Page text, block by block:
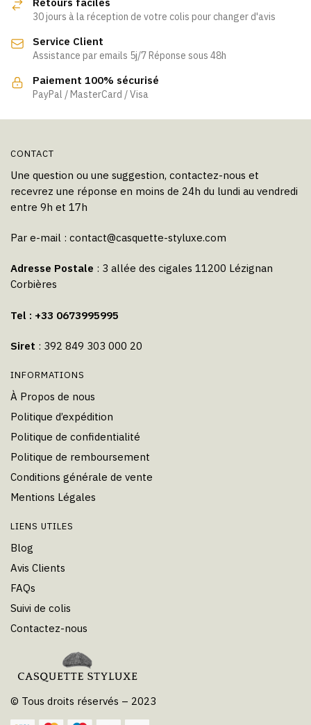
être
30 jours à la réception de votre colis pour changer d'avis
Service Client
Assistance par emails 5j/7 Réponse sous 48h
Paiement 100% sécurisé
PayPal / MasterCard / Visa
CONTACT
Une question ou une suggestion, contactez-nous et
recevrez une réponse en moins de 24h du lundi au vendredi
entre 9h et 17h
Par e-mail : contact@casquette-styluxe.com
Adresse Postale : 3 allée des cigales 11200 Lézignan
Corbières
Tel : +33 0673995995
Siret : 392 849 303 000 20
INFORMATIONS
À Propos de nous
Politique d’expédition
Politique de confidentialité
Politique de remboursement
Conditions générale de vente
Mentions Légales
LIENS UTILES
Blog
Avis Clients
FAQs
Suivi de colis
Contactez-nous
© Tous droits réservés – 2023